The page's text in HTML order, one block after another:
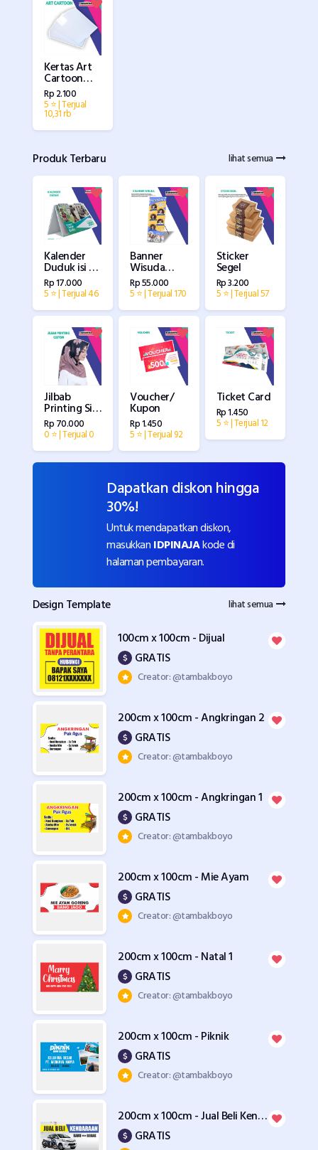
Kertas Art
Cartoon
/Ivory
Rp 2.100
5 ⭐ | Terjual
10,31 rb
Produk Terbaru lihat semua
Kalender
Duduk isi 6
lembar
bolak balik
Custom
2024
Rp 17.000
5 ⭐ | Terjual 46
Banner
Wisuda
/Banner
Kelulusan &
Ucapan
Selamat
Rp 55.000
5 ⭐ | Terjual 170
Sticker
Segel
Rp 3.200
5 ⭐ | Terjual 57
Jilbab
Printing Sisi
Potongan
Pola
Rp 70.000
0 ⭐ | Terjual 0
Voucher/
Kupon
Rp 1.450
5 ⭐ | Terjual 92
Ticket Card
Rp 1.450
5 ⭐ | Terjual 12
Dapatkan diskon hingga
30%!
Untuk mendapatkan diskon,
masukkanIDPINAJAkode di
halaman pembayaran.
Design Template lihat semua
100cm x 100cm - Dijual
GRATIS
Creator: @tambakboyo
200cm x 100cm - Angkringan 2
GRATIS
Creator: @tambakboyo
200cm x 100cm - Angkringan 1
GRATIS
Creator: @tambakboyo
200cm x 100cm - Mie Ayam
GRATIS
Creator: @tambakboyo
200cm x 100cm - Natal 1
GRATIS
Creator: @tambakboyo
200cm x 100cm - Piknik
GRATIS
Creator: @tambakboyo
200cm x 100cm - Jual Beli Kendaraan
GRATIS